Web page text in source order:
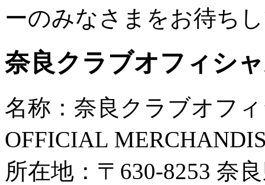
ーのみなさまをお待ち
奈良クラブオフィシ
名称：奈良クラブオフ
OFFICIAL
所在地：〒630-8253 奈